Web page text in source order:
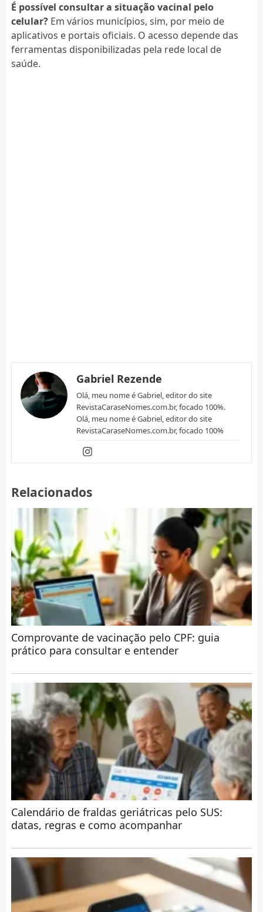
É possível consultar a situação vacinal pelo
celular?Em vários municípios, sim, por meio de
aplicativos e portais oficiais. O acesso depende das
ferramentas disponibilizadas pela rede local de
saúde.
Gabriel Rezende
Olá, meu nome é Gabriel, editor do site
RevistaCaraseNomes.com.br, focado 100%.
Olá, meu nome é Gabriel, editor do site
RevistaCaraseNomes.com.br, focado 100%
Relacionados
Comprovante de vacinação pelo CPF: guia
prático para consultar e entender
Calendário de fraldas geriátricas pelo SUS:
datas, regras e como acompanhar